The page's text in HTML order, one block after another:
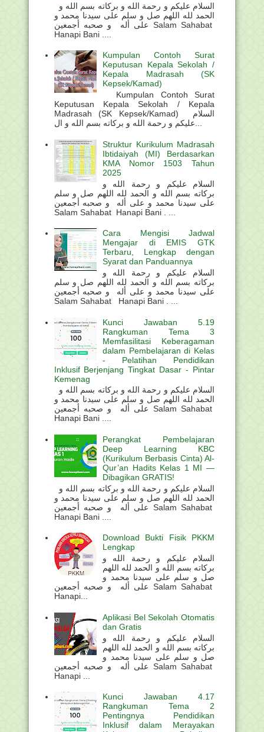
الحمد لله اللهم صل و سلم على سيدنا محمد و
على أله و صحبه أجمعين Salam Sahabat
Hanapi Bani ....
Kumpulan Contoh Surat
Keputusan Kepala Sekolah /
Kepala Madrasah (SK
Kepsek/Kamad)
Kumpulan Contoh Surat
Keputusan Kepala Sekolah / Kepala
Madrasah (SK Kepsek/Kamad) السلام
Struktur Kurikulum Madrasah
Ibtidaiyah (MI) Berdasarkan
KMA Nomor 1503 Tahun
2025
السلام عليكم و رحمة الله و
بركاته بسم الله و الحمد لله اللهم صل و سلم
على سيدنا محمد و على أله و صحبه أجمعين
Salam Sahabat Hanapi Bani . ...
Cara Mengisi Jadwal
Mengajar di EMIS GTK
Terbaru, Lengkap dengan
Syarat dan Panduannya
السلام عليكم و رحمة الله و
بركاته بسم الله و الحمد لله اللهم صل و سلم
على سيدنا محمد و على أله و صحبه أجمعين
Salam Sahabat Hanapi Bani . ...
Kunci Jawaban 5.19
Rangkuman Tema 3
Memfasilitasi Keberagaman
dalam Pembelajaran di Kelas
- Pelatihan Pendidikan
Inklusif Berjenjang Tingkat Dasar - Pintar
Kemenag
الحمد لله اللهم صل و سلم على سيدنا محمد و
على أله و صحبه أجمعين Salam Sahabat
Hanapi Bani ....
Perangkat Pembelajaran
Deep Learning KBC
(Kurikulum Berbasis Cinta) Al-
Qur’an Hadits Kelas 1 MI —
Dibagikan GRATIS!
الحمد لله اللهم صل و سلم على سيدنا محمد و
على أله و صحبه أجمعين Salam Sahabat
Hanapi Bani ....
Download Bukti Fisik PKKM
Lengkap
السلام عليكم و رحمة الله و
بركاته بسم الله و الحمد لله اللهم
صل و سلم على سيدنا محمد و
على أله و صحبه أجمعين Salam Sahabat
Hanapi...
Aplikasi Bel Sekolah Otomatis
dan Gratis
السلام عليكم و رحمة الله و
بركاته بسم الله و الحمد لله اللهم
صل و سلم على سيدنا محمد و
على أله و صحبه أجمعين Salam Sahabat
Hanapi ...
Kunci Jawaban 4.17
Rangkuman Tema 2
Pentingnya Pendidikan
Inklusif dalam Merayakan